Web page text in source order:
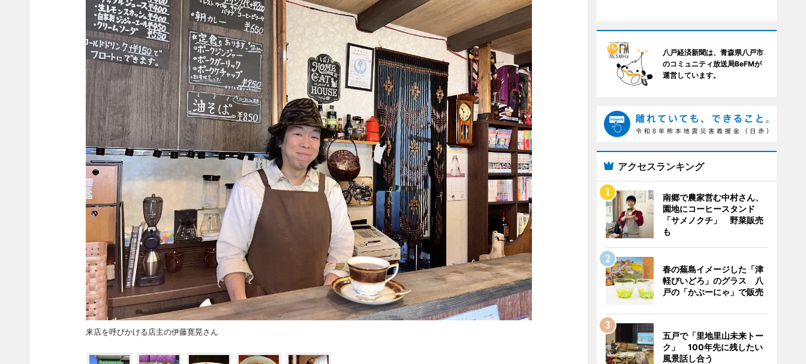
来店を呼びかける店主の伊藤寛晃さん
八戸経済新聞は、青森県八戸市
のコミュニティ放送局BeFMが
運営しています。
アクセスランキング
南郷で農家営む中村さん、
園地にコーヒースタンド
「サメノクチ」 野菜販売
も
春の蕪島イメージした「津
軽びいどろ」のグラス 八
戸の「かぶーにゃ」で販売
五戸で「里地里山未来トー
ク」 100年先に残したい
風景話し合う